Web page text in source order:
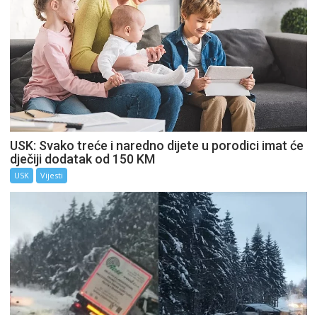
USK: Svako treće i naredno dijete u porodici imat će
dječiji dodatak od 150 KM
USK Vijesti